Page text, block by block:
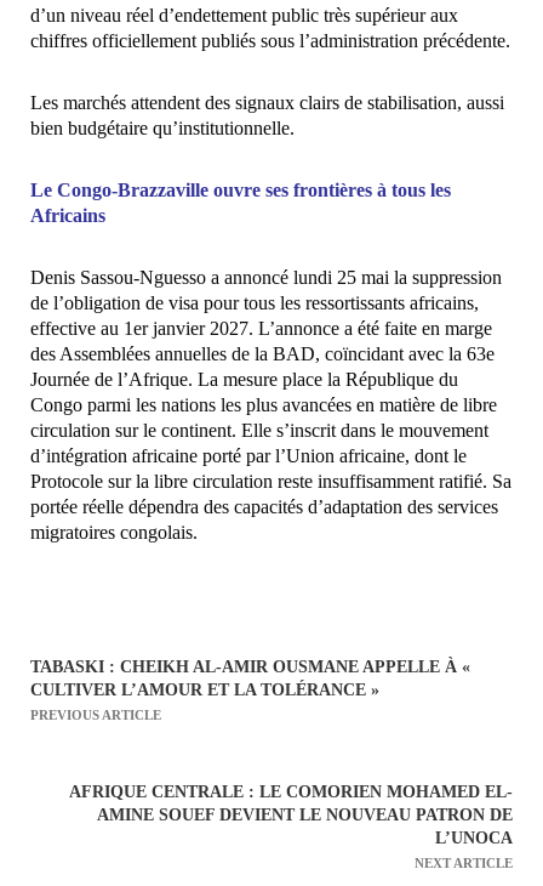
d’un niveau réel d’endettement public très supérieur aux
chiffres officiellement publiés sous l’administration précédente.
Les marchés attendent des signaux clairs de stabilisation, aussi
bien budgétaire qu’institutionnelle.
Le Congo-Brazzaville ouvre ses frontières à tous les
Africains
Denis Sassou-Nguesso a annoncé lundi 25 mai la suppression
de l’obligation de visa pour tous les ressortissants africains,
effective au 1er janvier 2027. L’annonce a été faite en marge
des Assemblées annuelles de la BAD, coïncidant avec la 63e
Journée de l’Afrique. La mesure place la République du
Congo parmi les nations les plus avancées en matière de libre
circulation sur le continent. Elle s’inscrit dans le mouvement
d’intégration africaine porté par l’Union africaine, dont le
Protocole sur la libre circulation reste insuffisamment ratifié. Sa
portée réelle dépendra des capacités d’adaptation des services
migratoires congolais.
N
a
TABASKI : CHEIKH AL-AMIR OUSMANE APPELLE À «
CULTIVER L’AMOUR ET LA TOLÉRANCE »
PREVIOUS ARTICLE
AFRIQUE CENTRALE : LE COMORIEN MOHAMED EL-
AMINE SOUEF DEVIENT LE NOUVEAU PATRON DE
L’UNOCA
NEXT ARTICLE